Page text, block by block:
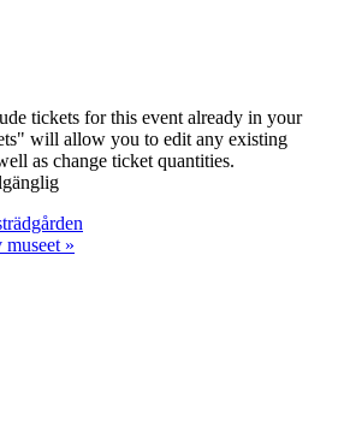
tickets for this event already in your
will allow you to edit any existing
as change ticket quantities.
»